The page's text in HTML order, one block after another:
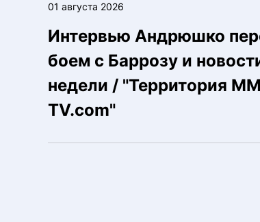
01 августа 2026
Интервью Андрюшко
боем с Баррозу и
недели / "Территория
TV.com"